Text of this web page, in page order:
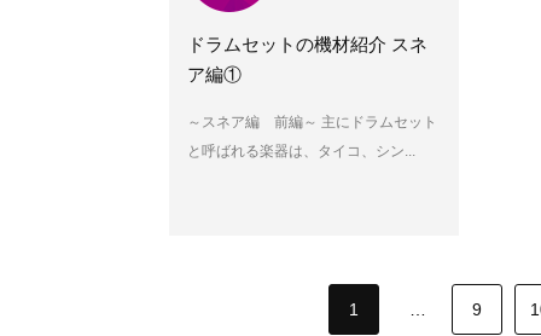
ドラムセットの機材紹介 スネ
ア編①
～スネア編 前編～ 主にドラムセット
と呼ばれる楽器は、タイコ、シン...
1 9